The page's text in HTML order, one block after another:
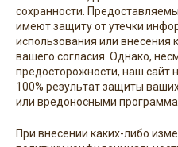
сохранности.
имеют защиту от утечки
использования или внесения
вашего согласия. Однако,
предосторожности, наш сайт
100% результат защиты
или вредоносными
При внесении каких-либо